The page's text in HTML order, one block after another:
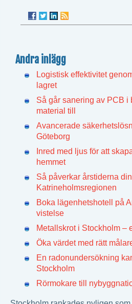
Andra inlägg
Logistisk effektivitet
lagret
Så går sanering av PCB i
material till
Avancerade
Göteborg
Inred med ljus för att
hemmet
Så påverkar årstiderna
Katrineholmsregionen
Boka lägenhetshotell på
vistelse
Metallskrot i Stockholm –
Öka värdet med rätt
En radonundersökning
Stockholm
Rörmokare till